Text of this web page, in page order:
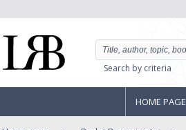
Search by criteria
HOME PAGE